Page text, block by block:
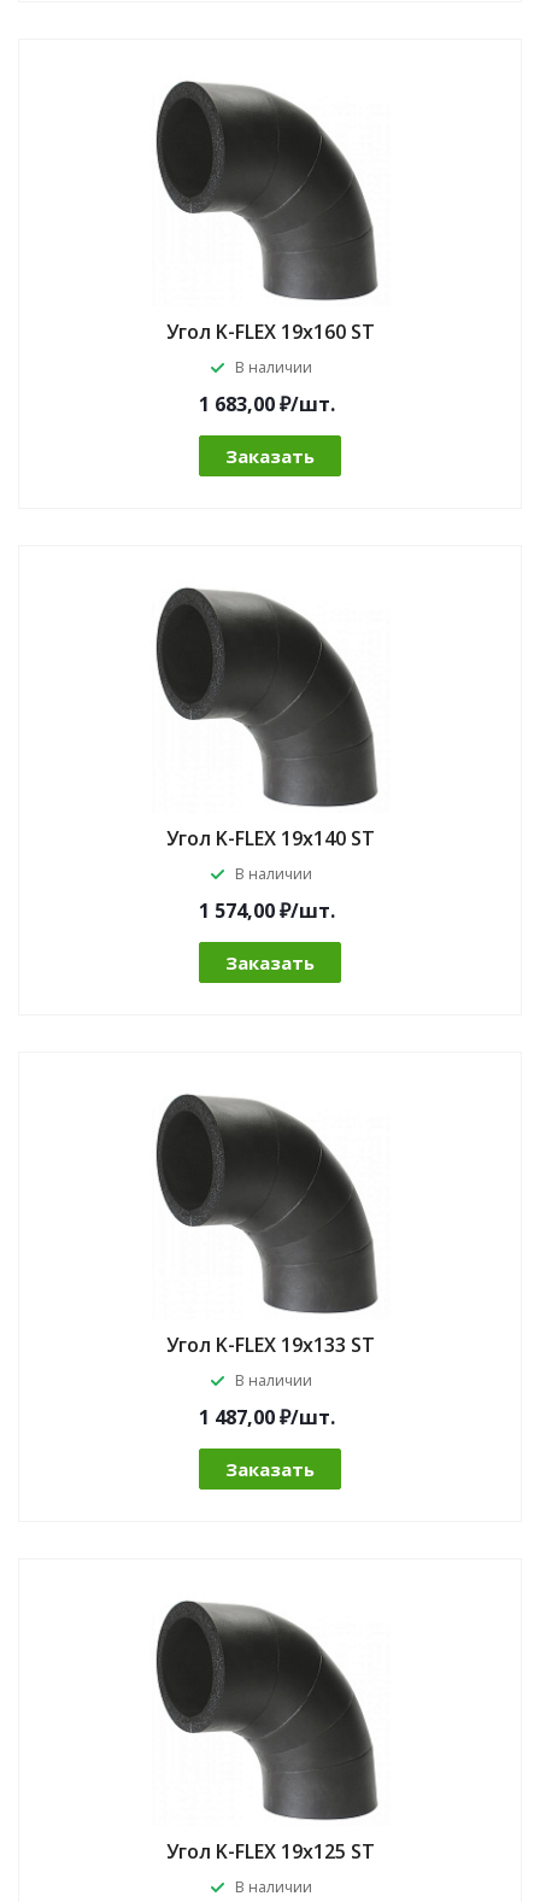
Угол K-FLEX 19x160 ST
В наличии
1 683,00 ₽/шт.
Заказать
Угол K-FLEX 19x140 ST
В наличии
1 574,00 ₽/шт.
Заказать
Угол K-FLEX 19x133 ST
В наличии
1 487,00 ₽/шт.
Заказать
Угол K-FLEX 19x125 ST
В наличии